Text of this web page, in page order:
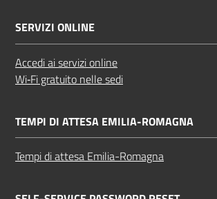
SERVIZI ONLINE
Accedi ai servizi online
Wi‑Fi gratuito nelle sedi
TEMPI DI ATTESA EMILIA-ROMAGNA
Tempi di attesa Emilia-Romagna